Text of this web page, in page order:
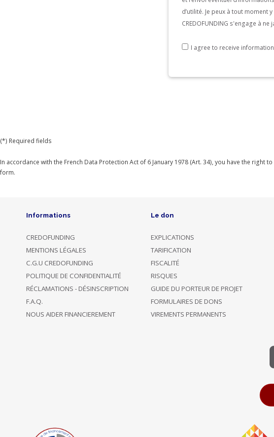
d’utilité. Je peux à tout
CREDOFUNDING s'engage à
I agree to receive information
(*) Required fields
In accordance with the French Data Protection Act of 6 January 1978 (Art. 34), you have the
form.
Informations
CREDOFUNDING
MENTIONS LÉGALES
C.G.U CREDOFUNDING
POLITIQUE DE CONFIDENTIALITÉ
RÉCLAMATIONS - DÉSINSCRIPTION
F.A.Q.
NOUS AIDER FINANCIEREMENT
Le don
EXPLICATIONS
TARIFICATION
FISCALITÉ
RISQUES
GUIDE DU PORTEUR DE PROJET
FORMULAIRES DE DONS
VIREMENTS PERMANENTS